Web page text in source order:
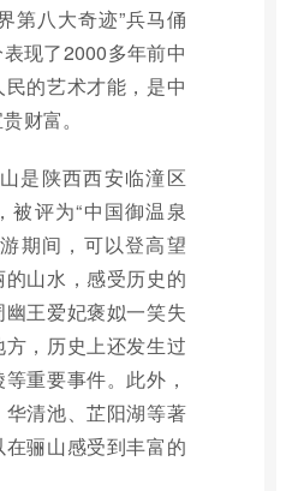
第八大奇迹”兵马俑
现了2000多年前中
的艺术才能，是中
财富。
是陕西西安临潼区
被评为“中国御温泉
期间，可以登高望
山水，感受历史的
王爱妃褒姒一笑失
，历史上还发生过
重要事件。此外，
清池、芷阳湖等著
骊山感受到丰富的